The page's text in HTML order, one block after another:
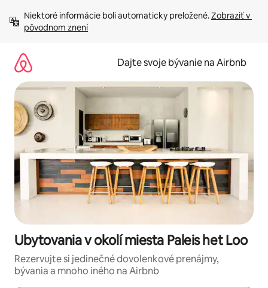
obsah.
Niektoré informácie boli automaticky preložené. Zobraziť v
pôvodnom znení
Dajte svoje bývanie na Airbnb
Ubytovania v okolí miesta Paleis het Loo
Rezervujte si jedinečné dovolenkové prenájmy,
bývania a mnoho iného na Airbnb